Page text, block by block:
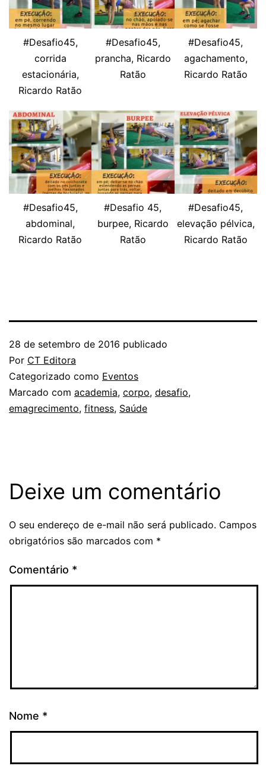
#Desafio45,
corrida
estacionária,
Ricardo Ratão
#Desafio45,
prancha, Ricardo
Ratão
#Desafio45,
agachamento,
Ricardo Ratão
#Desafio45,
abdominal,
Ricardo Ratão
#Desafio 45,
burpee, Ricardo
Ratão
#Desafio45,
elevação pélvica,
Ricardo Ratão
28 de setembro de 2016 publicado
Por CT Editora
Categorizado como Eventos
Marcado com academia, corpo, desafio,
emagrecimento, fitness, Saúde
Deixe um comentário
O seu endereço de e-mail não será publicado. Campos
obrigatórios são marcados com *
Comentário *
Nome *